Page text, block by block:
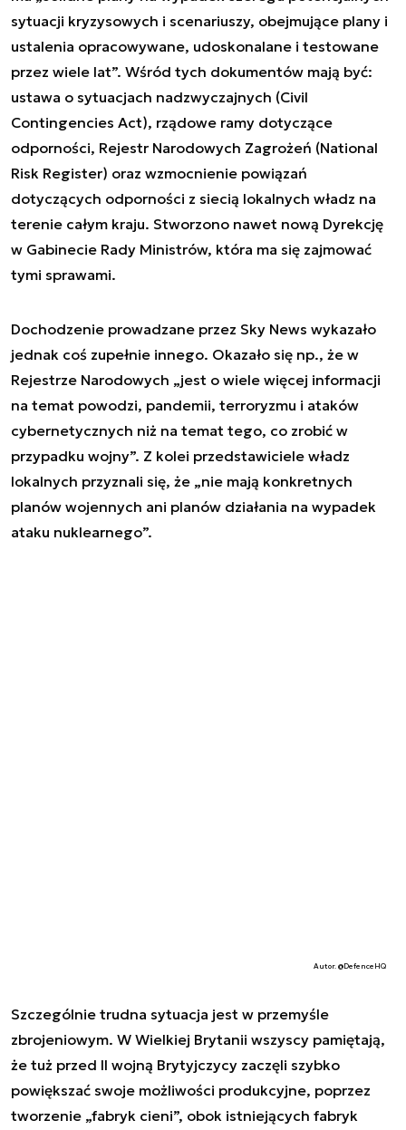
sytuacji kryzysowych i scenariuszy, obejmujące plany i
ustalenia opracowywane, udoskonalane i testowane
przez wiele lat”. Wśród tych dokumentów mają być:
ustawa o sytuacjach nadzwyczajnych (Civil
Contingencies Act), rządowe ramy dotyczące
odporności, Rejestr Narodowych Zagrożeń (National
Risk Register) oraz wzmocnienie powiązań
dotyczących odporności z siecią lokalnych władz na
terenie całym kraju. Stworzono nawet nową Dyrekcję
w Gabinecie Rady Ministrów, która ma się zajmować
tymi sprawami.
Dochodzenie prowadzane przez Sky News wykazało
jednak coś zupełnie innego. Okazało się np., że w
Rejestrze Narodowych „jest o wiele więcej informacji
na temat powodzi, pandemii, terroryzmu i ataków
cybernetycznych niż na temat tego, co zrobić w
przypadku wojny”. Z kolei przedstawiciele władz
lokalnych przyznali się, że „nie mają konkretnych
planów wojennych ani planów działania na wypadek
ataku nuklearnego”.
Autor. @DefenceHQ
Szczególnie trudna sytuacja jest w przemyśle
zbrojeniowym. W Wielkiej Brytanii wszyscy pamiętają,
że tuż przed II wojną Brytyjczycy zaczęli szybko
powiększać swoje możliwości produkcyjne, poprzez
tworzenie „fabryk cieni”, obok istniejących fabryk